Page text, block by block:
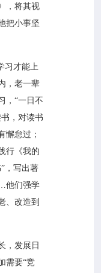
，将其视
把小事坚
才能上
，老一辈
，“一日不
，对读书
懈怠过；
行《我的
，写出著
他们强学
、改造到
发展日
需要“竞